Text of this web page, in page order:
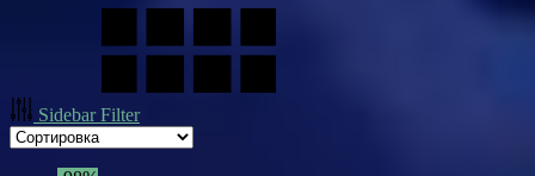
Sidebar Filter